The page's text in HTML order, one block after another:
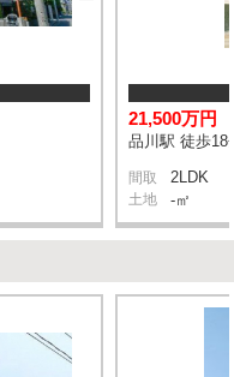
21,500万円
品川駅 徒歩18
間取 2LDK
土地 -㎡